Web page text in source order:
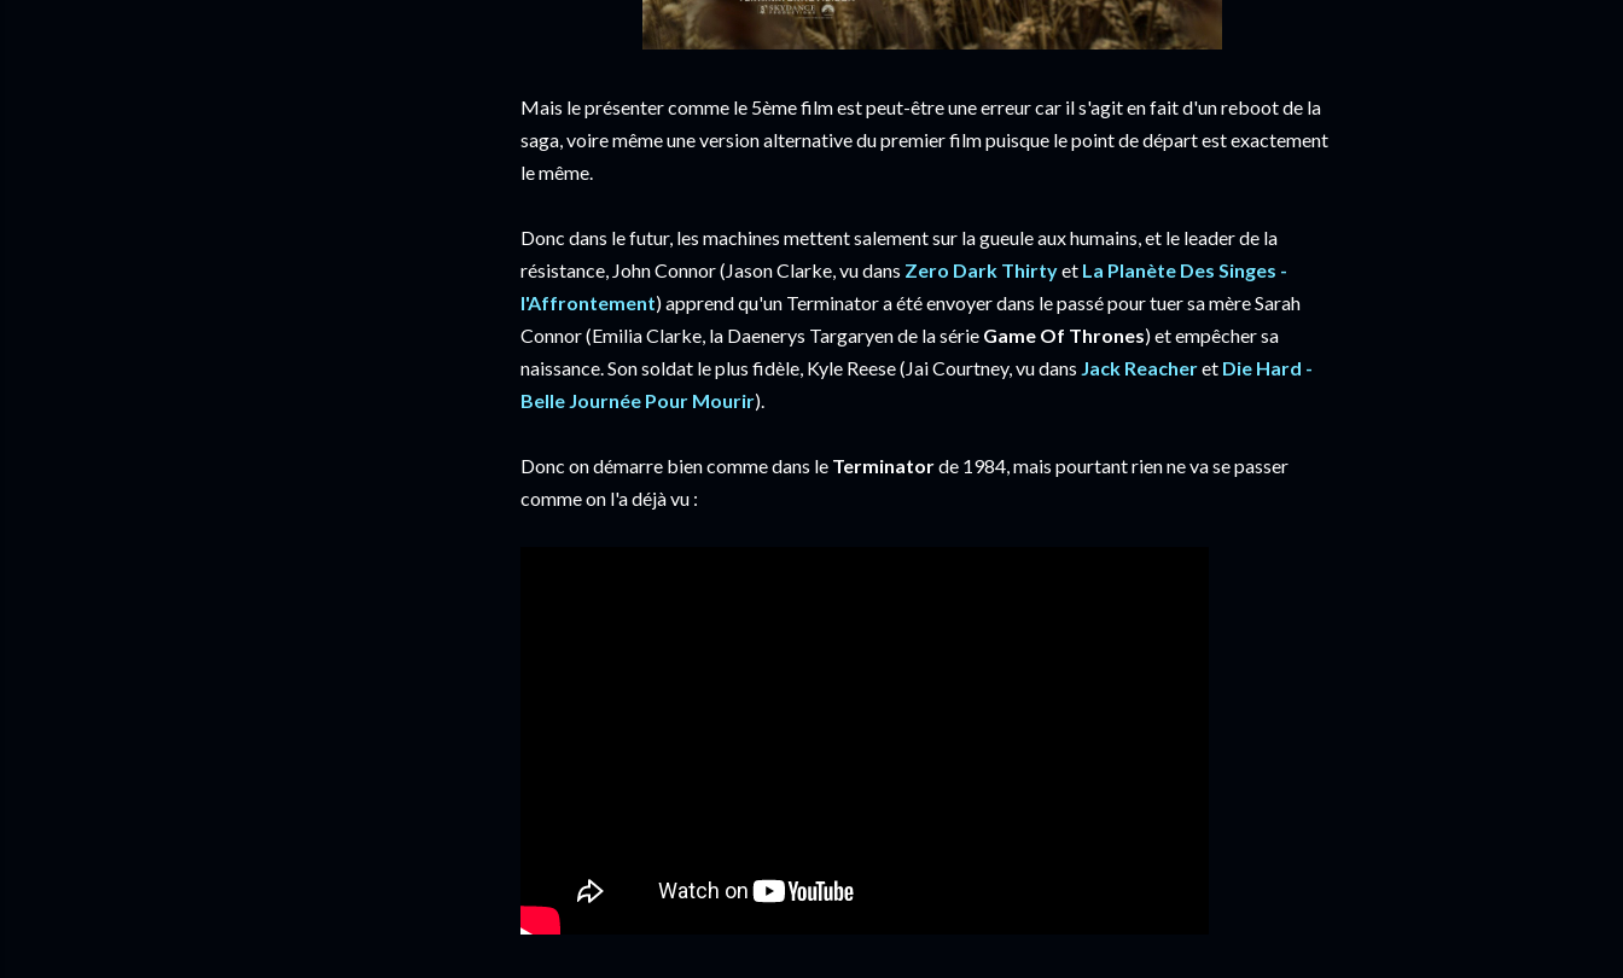
Mais le présenter comme le 5ème film est peut-être une erreur car il s'agit en fait d'un reboot de la
saga, voire même une version alternative du premier film puisque le point de départ est exactement
le même.
Donc dans le futur, les machines mettent salement sur la gueule aux humains, et le leader de la
résistance, John Connor (Jason Clarke, vu dans Zero Dark Thirtyet La Planète Des Singes -
l'Affrontement) apprend qu'un Terminator a été envoyer dans le passé pour tuer sa mère Sarah
Connor (Emilia Clarke, la Daenerys Targaryen de la série Game Of Thrones) et empêcher sa
naissance. Son soldat le plus fidèle, Kyle Reese (Jai Courtney, vu dans Jack Reacheret Die Hard -
Belle Journée Pour Mourir).
Donc on démarre bien comme dans le Terminatorde 1984, mais pourtant rien ne va se passer
comme on l'a déjà vu :